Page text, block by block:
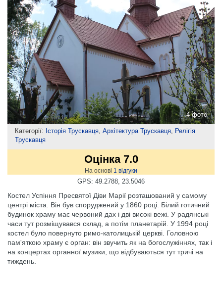
4 фото
Категорії: Історія Трускавця Архітектура Трускавця Релігія
Трускавця
Оцінка 7.0
На основі 1 відгуки
GPS: 49.2788, 23.5046
Костел Успіння Пресвятої Діви Марії розташований у самому
центрі міста. Він був споруджений у 1860 році. Білий готичний
будинок храму має червоний дах і дві високі вежі. У радянські
часи тут розміщувався склад, а потім планетарій. У 1994 році
костел було повернуто римо-католицькій церкві. Головною
пам'яткою храму є орган: він звучить як на богослужіннях, так і
на концертах органної музики, що відбуваються тут тричі на
тиждень.